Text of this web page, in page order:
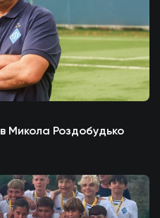
Микола Роздобудько